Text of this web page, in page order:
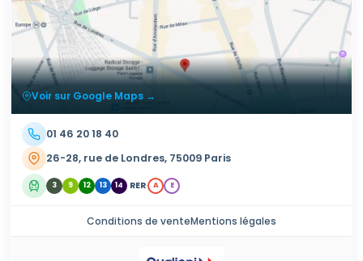
Voir sur Google Maps →
01 46 20 18 40
26-28, rue de Londres, 75009 Paris
3 9 12 13 14 RER A E
Conditions de venteMentions légales